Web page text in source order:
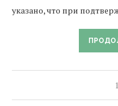
указано, что при